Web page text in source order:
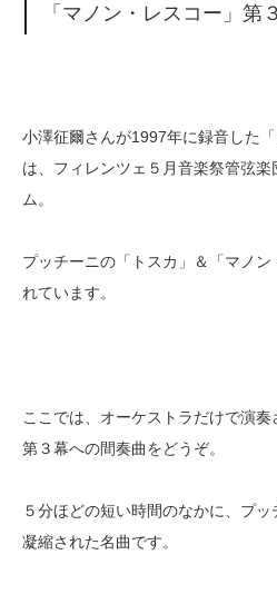
「マノン・レスコー」第
小澤征爾さんが1997年に録音した「
は、フィレンツェ５月音楽祭管弦
ム。
プッチーニの「トスカ」＆「マノ
れています。
ここでは、オーケストラだけで演奏
第３幕への間奏曲をどうぞ。
５分ほどの短い時間のなかに、プ
凝縮された名曲です。